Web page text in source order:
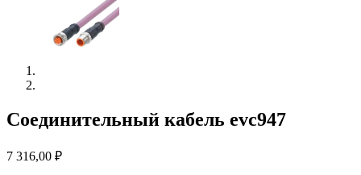
Соединительный кабель evc947
7 316,00 ₽